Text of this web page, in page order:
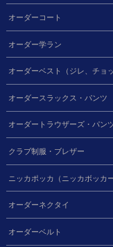
オーダーコート
オーダー学ラン
オーダーベスト（ジレ、チョッ
オーダースラックス・パンツ
オーダートラウザーズ・パン
クラブ制服・ブレザー
ニッカポッカ（ニッカボッカー
オーダーネクタイ
オーダーベルト